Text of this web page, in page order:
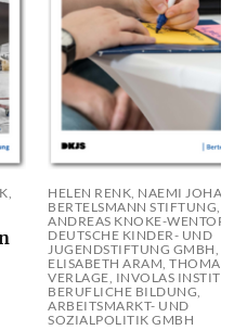
HELEN RENK, NAEMI
BERTELSMANN STIFTUNG,
ANDREAS KNOKE-WENTORF,
DEUTSCHE KINDER- UND
JUGENDSTIFTUNG GMBH, DR.
ELISABETH ARAM, THOMAS
VERLAGE, INVOLAS INSTITUT
BERUFLICHE BILDUNG,
ARBEITSMARKT- UND
SOZIALPOLITIK GMBH